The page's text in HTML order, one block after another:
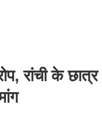
रांची के छात्र